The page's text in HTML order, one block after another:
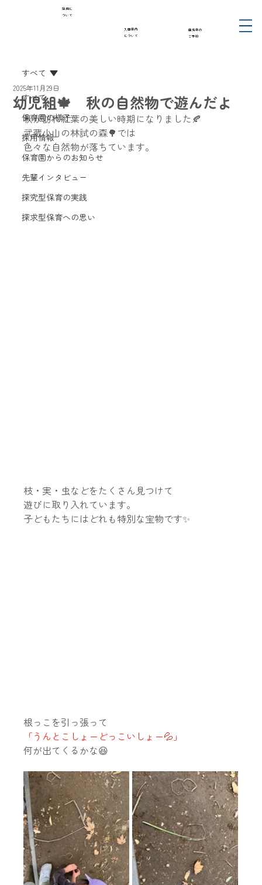
入園案内
について
採用に
ついて
園見学の
ご予約
すべて
保育園の様子
採用情報
保育園からのお知らせ
先輩インタビュー
探究型保育の実践
探求型保育への思い
すべて
幼児組🍁 秋の自然物で遊んだよ
2025年11月29日
秋が訪れ紅葉の美しい時期になりました🍂
武蔵小山の林試の森🌳では
色々な自然物が落ちています。
枝・実・虫などをたくさん見つけて
遊びに取り入れています。
子どもたちにはどれも特別な宝物です✨
根っこを引っ張って
「うんとこしょーどっこいしょー💦」
何が出てくるかな😆